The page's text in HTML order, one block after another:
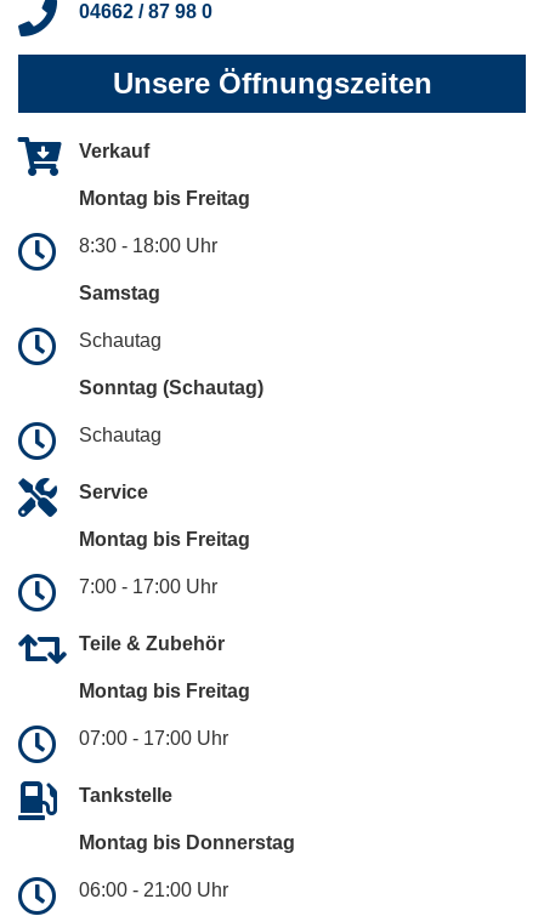
04662 / 87 98 0
Unsere Öffnungszeiten
Verkauf
Montag bis Freitag
8:30 - 18:00 Uhr
Samstag
Schautag
Sonntag (Schautag)
Schautag
Service
Montag bis Freitag
7:00 - 17:00 Uhr
Teile & Zubehör
Montag bis Freitag
07:00 - 17:00 Uhr
Tankstelle
Montag bis Donnerstag
06:00 - 21:00 Uhr